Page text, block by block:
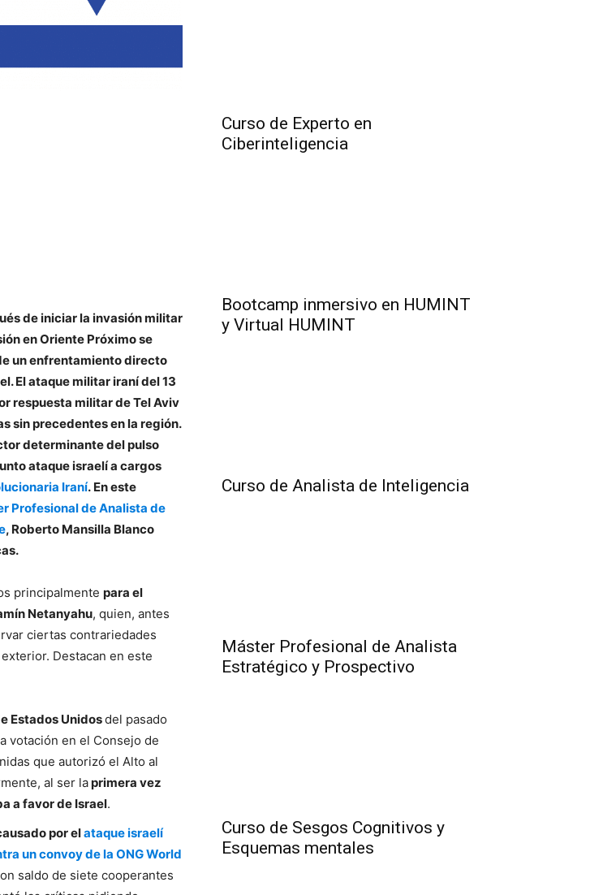
de iniciar la invasión militar
en Oriente Próximo se
un enfrentamiento directo
El ataque militar iraní del 13
respuesta militar de Tel Aviv
sin precedentes en la región.
determinante del pulso
ataque israelí a cargos
Iraní. En este
Profesional de Analista de
, Roberto Mansilla Blanco
principalmentepara el
Netanyahu, quien, antes
ciertas contrariedades
Destacan en este
Estados Unidosdel pasado
votación en el Consejo de
que autorizó el Alto al
al ser laprimera vez
a favor de Israel.
por elataque israelí
un convoy de la ONG World
saldo de siete cooperantes
Curso de Experto en
Ciberinteligencia
Bootcamp inmersivo en HUMINT
y Virtual HUMINT
Curso de Analista de Inteligencia
Máster Profesional de Analista
Estratégico y Prospectivo
Curso de Sesgos Cognitivos y
Esquemas mentales